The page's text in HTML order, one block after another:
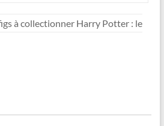
à collectionner Harry Potter : le